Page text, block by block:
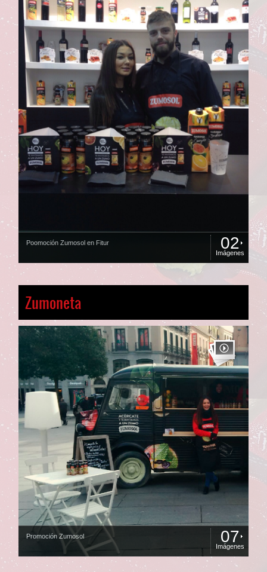
Poomoción Zumosol en Fitur 02
Imágenes
Zumoneta
Promoción Zumosol 07
Imágenes